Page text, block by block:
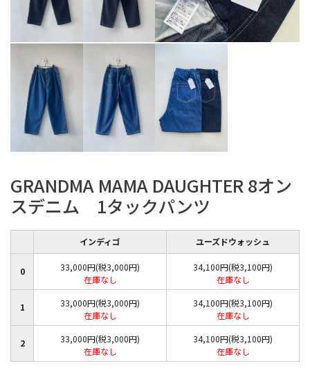
GRANDMA MAMA DAUGHTER 8オン
スデニム 1タックパンツ
インディゴ ユーズドウォッシュ
0
33,000円(税3,000円)
在庫なし
34,100円(税3,100円)
在庫なし
1
33,000円(税3,000円)
在庫なし
34,100円(税3,100円)
在庫なし
2
33,000円(税3,000円)
在庫なし
34,100円(税3,100円)
在庫なし